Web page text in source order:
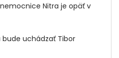
Nitra je opäť v
bude uchádzať Tibor